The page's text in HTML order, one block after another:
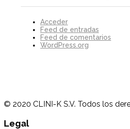
Acceder
Feed de entradas
Feed de comentarios
WordPress.org
© 2020 CLINI-K S.V. Todos los
Legal